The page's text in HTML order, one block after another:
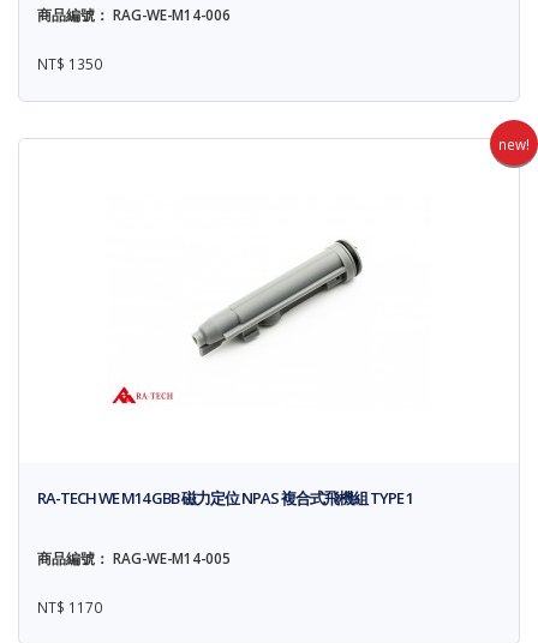
商品編號： RAG-WE-M14-006
NT$ 1350
new!
RA-TECH WE M14 GBB 磁力定位 NPAS 複合式飛機組 TYPE 1
商品編號： RAG-WE-M14-005
NT$ 1170